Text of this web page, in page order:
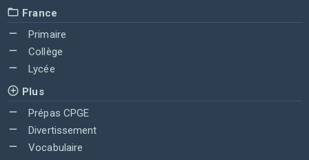
France
Primaire
Collège
Lycée
Plus
Prépas CPGE
Divertissement
Vocabulaire